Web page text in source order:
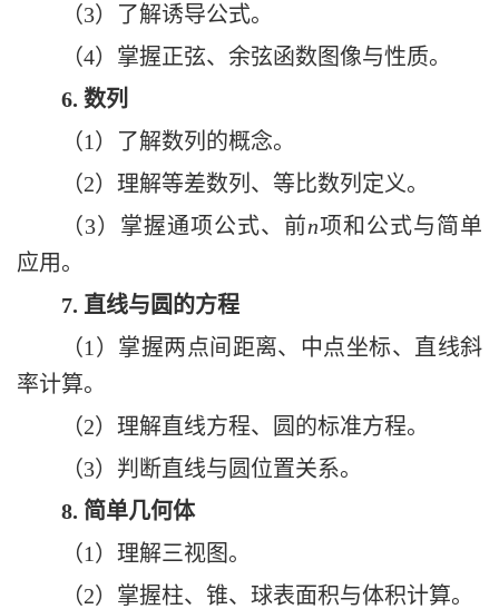
（3） 了解诱导公式。
（4） 掌握正弦、余弦函数图像与性质。
6. 数列
（1） 了解数列的概念。
（2） 理解等差数列、等比数列定义。
（3） 掌握通项公式、前n项和公式与简单
应用。
7. 直线与圆的方程
（1） 掌握两点间距离、中点坐标、直线斜
率计算。
（2） 理解直线方程、圆的标准方程。
（3） 判断直线与圆位置关系。
8. 简单几何体
（1） 理解三视图。
（2） 掌握柱、锥、球表面积与体积计算。